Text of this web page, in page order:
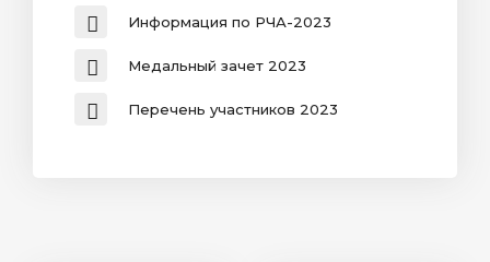
Информация по РЧА-2023
Медальный зачет 2023
Перечень участников 2023